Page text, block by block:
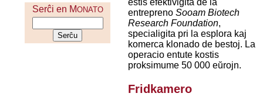
Serĉi en MONATO
estis efektivigita de la
entreprenoSooam Biotech
Research Foundation,
specialigita pri la esplora kaj
komerca klonado de bestoj. La
operacio entute kostis
proksimume 50 000 eŭrojn.
Fridkamero